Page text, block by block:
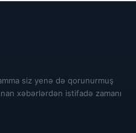
siz yenə də qorunurmuş
xəbərlərdən istifadə zamanı